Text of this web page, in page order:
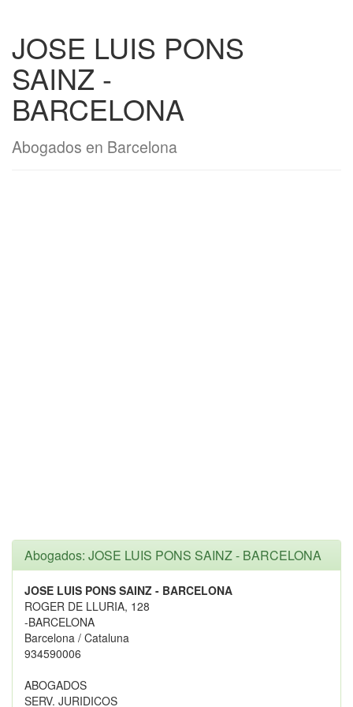
JOSE LUIS PONS
SAINZ -
BARCELONA
Abogados en Barcelona
Abogados: JOSE LUIS PONS SAINZ - BARCELONA
JOSE LUIS PONS SAINZ - BARCELONA
ROGER DE LLURIA, 128
-BARCELONA
Barcelona / Cataluna
934590006
ABOGADOS
SERV. JURIDICOS